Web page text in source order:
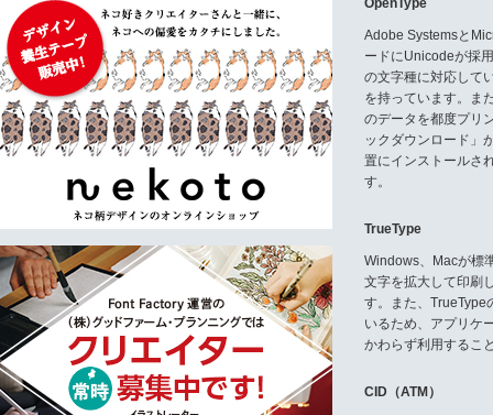
OpenType
Adobe Systemsと
ードにUnicodeが採
の文字種に対応して
を持っています。ま
のデータを都度プリ
ックダウンロード」
置にインストールさ
す。
TrueType
Windows、Macが標
文字を拡大して印刷
す。また、TrueType
いるため、アプリケ
かわらず利用するこ
CID（ATM）